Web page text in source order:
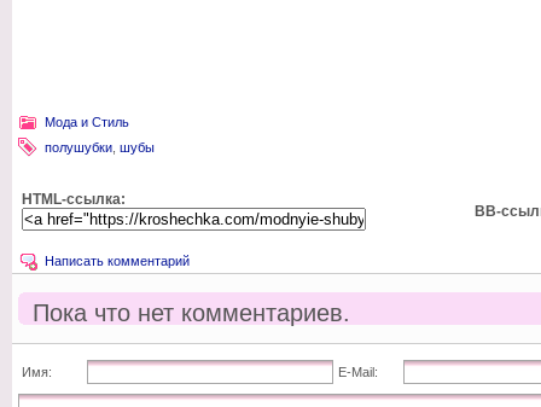
Мода и Стиль
полушубки шубы
HTML-ссылка:
BB-
Написать комментарий
Пока что нет комментариев.
Имя: E-Mail: